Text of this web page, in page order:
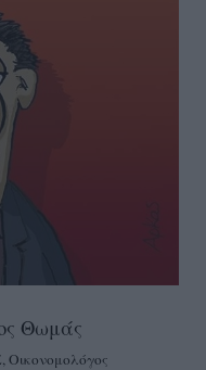
Θωμάς
Οικονομολόγος